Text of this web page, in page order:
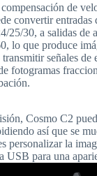
de
convertir entradas
25/30, a salidas de
lo que produce
señales de
fotogramas
Cosmo C2
así que se
personalizar la
USB para una